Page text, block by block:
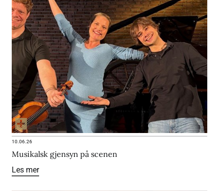
10.06.26
Musikalsk gjensyn på scenen
Les mer